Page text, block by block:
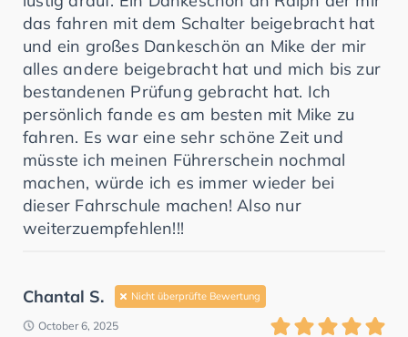
das fahren mit dem Schalter beigebracht hat
und ein großes Dankeschön an Mike der mir
alles andere beigebracht hat und mich bis zur
bestandenen Prüfung gebracht hat. Ich
persönlich fande es am besten mit Mike zu
fahren. Es war eine sehr schöne Zeit und
müsste ich meinen Führerschein nochmal
machen, würde ich es immer wieder bei
dieser Fahrschule machen! Also nur
weiterzuempfehlen!!!
Chantal S. Nicht überprüfte Bewertung
October 6, 2025